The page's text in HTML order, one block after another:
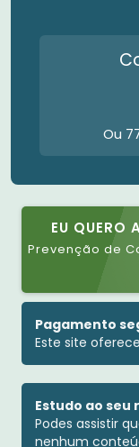
Ou
EU QUERO
Prevenção de
Pagamento
Este site
Estudo ao seu
Podes assistir
nenhum